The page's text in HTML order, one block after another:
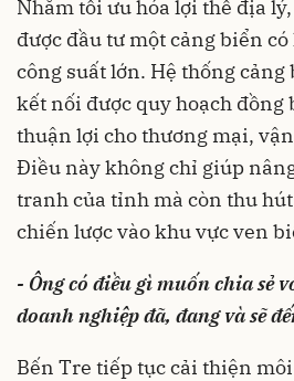
Nhằm tối ưu hóa lợi thế địa
được đầu tư một cảng biển
công suất lớn. Hệ thống
kết nối được quy hoạch đồng
thuận lợi cho thương mại,
Điều này không chỉ giúp
tranh của tỉnh mà còn thu
chiến lược vào khu vực ven
- Ông có điều gì muốn chia sẻ
doanh nghiệp đã, đang và sẽ
Bến Tre tiếp tục cải thiện